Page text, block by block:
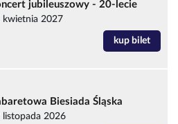
jubileuszowy - 20-lecie
kwietnia 2027
kup bilet
Biesiada Śląska
listopada 2026